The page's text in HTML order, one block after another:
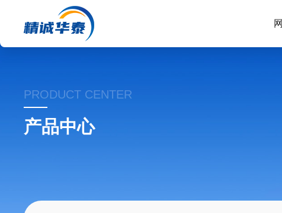
PRODUCT CENTER
产品中心